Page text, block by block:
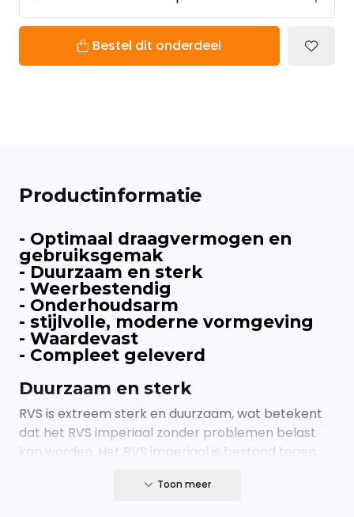
Bestel dit onderdeel
Productinformatie
- Optimaal draagvermogen en
gebruiksgemak
- Duurzaam en sterk
- Weerbestendig
- Onderhoudsarm
- stijlvolle, moderne vormgeving
- Waardevast
- Compleet geleverd
Duurzaam en sterk
RVS is extreem sterk en duurzaam, wat betekent
dat het RVS imperiaal zonder problemen belast
kan worden. Het RVS imperiaal is bestand tegen
tekenen van slijtage.
Toon meer